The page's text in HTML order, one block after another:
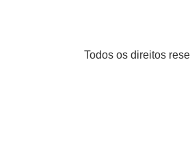
Todos os direitos